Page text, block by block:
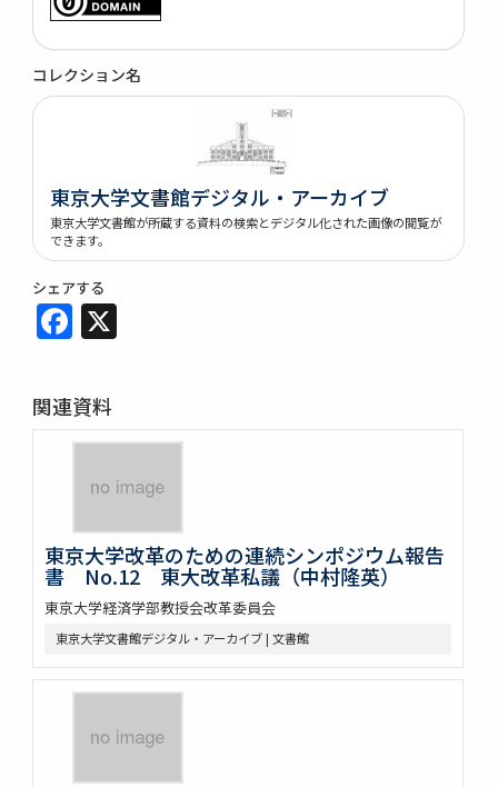
コレクション名
東京大学文書館デジタル・アーカイブ
東京大学文書館が所蔵する資料の検索とデジタル化された画像の閲覧が
できます。
シェアする
Facebook
関連資料
東京大学改革のための連続シンポジウム報告
書 No.12 東大改革私議（中村隆英）
東京大学経済学部教授会改革委員会
東京大学文書館デジタル・アーカイブ | 文書館